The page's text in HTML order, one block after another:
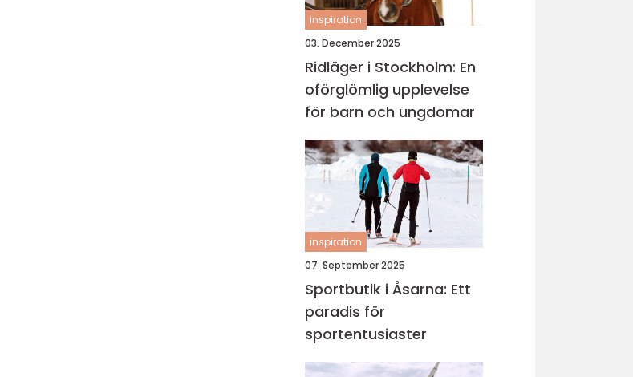
inspiration
03. December 2025
Ridläger i Stockholm: En
oförglömlig upplevelse
för barn och ungdomar
inspiration
07. September 2025
Sportbutik i Åsarna: Ett
paradis för
sportentusiaster